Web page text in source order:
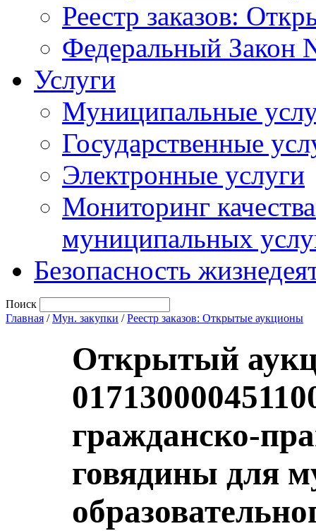
Реестр заказов:
Федеральный Закон
Услуги
Муниципальные
Государственные
Электронные услуги
Мониторинг
муниципальных
Безопасность
Поиск
Главная /Мун. закупки /Реестр заказов: Открытые аукционы
Открытый
гражданско-
говядины для